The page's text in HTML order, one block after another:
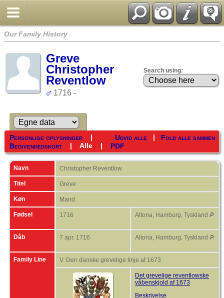
Our Family History
Greve
Christopher
Reventlow
1716 -
Search using:
Udvid alle | Fold alle sammen
Personlige oplysninger|
Begivenhedskort| Alle| PDF
Navn Christopher Reventlow
Titel Greve
Køn Mand
Fødsel 1716 Altona, Hamburg, Tyskland
Dåb 7 apr. 1716 Altona, Hamburg, Tyskland
Family Line V. Den danske grevelige linje af 1673
Det grevelige reventlowske
våbenskjold af 1673
Beskrivelse